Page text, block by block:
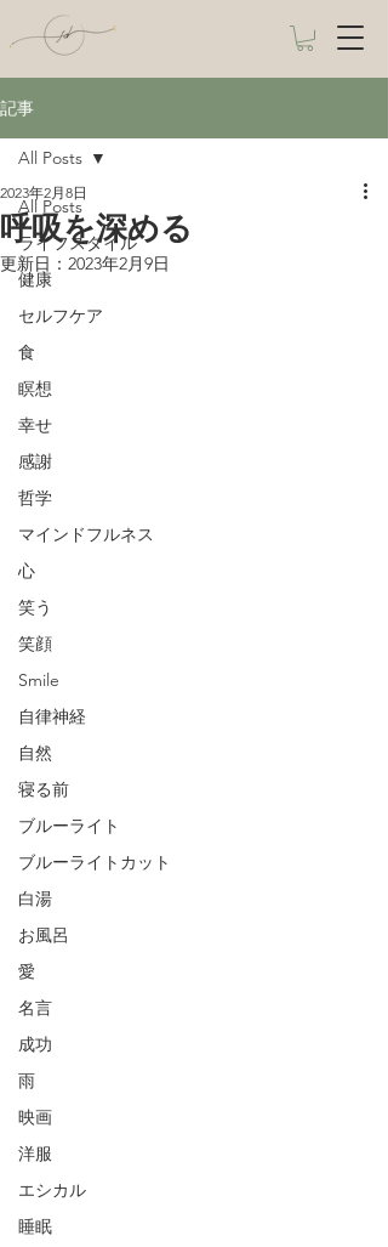
記事
All Posts
ライフスタイル
健康
セルフケア
食
瞑想
幸せ
感謝
哲学
マインドフルネス
心
笑う
笑顔
Smile
自律神経
自然
寝る前
ブルーライト
ブルーライトカット
白湯
お風呂
愛
名言
成功
雨
映画
洋服
エシカル
睡眠
All Posts
呼吸を深める
2023年2月8日
更新日： 2023年2月9日